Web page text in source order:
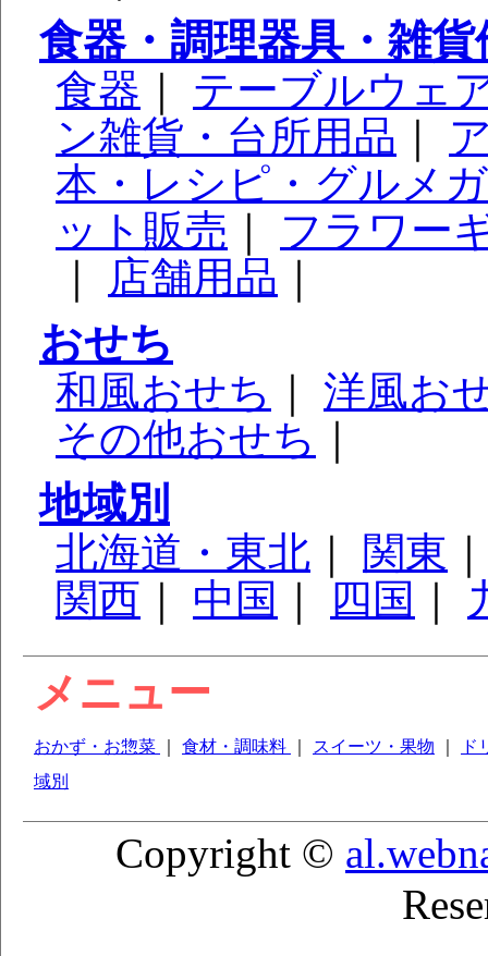
食器・調理器具・雑貨
食器
テーブルウェ
ン雑貨・台所用品
本・レシピ・グルメ
ット販売
フラワー
店舗用品
おせち
和風おせち
洋風お
その他おせち
地域別
北海道・東北 関東
関西
中国 四国
メニュー
おかず・お惣菜 食材・調味料 スイーツ・果物
ド
域別
Copyright ©